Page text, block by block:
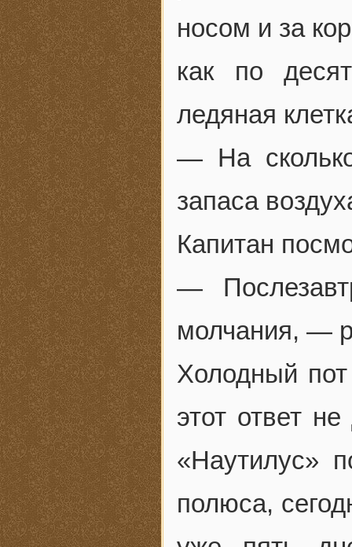
носом и за
как по
ледяная
— На
запаса
Капитан
—
молчания, —
Холодный
этот ответ
«Наутилус»
полюса,